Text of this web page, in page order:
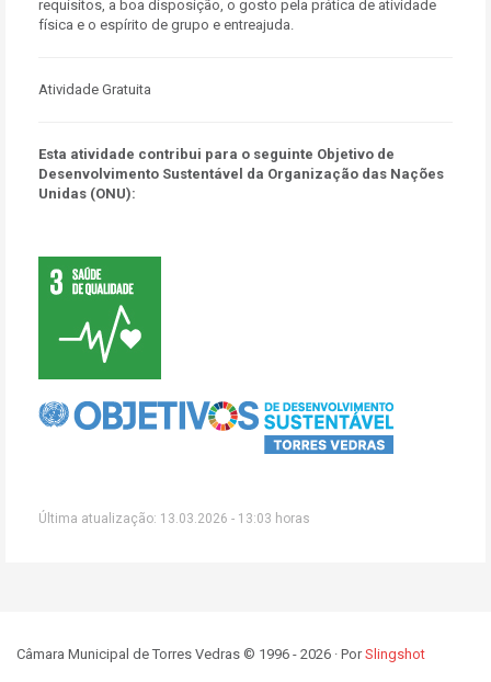
requisitos, a boa disposição, o gosto pela prática de atividade
física e o espírito de grupo e entreajuda.
Atividade Gratuita
Esta atividade contribui para o seguinte Objetivo de
Desenvolvimento Sustentável da Organização das Nações
Unidas (ONU):
Última atualização: 13.03.2026 - 13:03 horas
Câmara Municipal de Torres Vedras © 1996 - 2026 · PorSlingshot